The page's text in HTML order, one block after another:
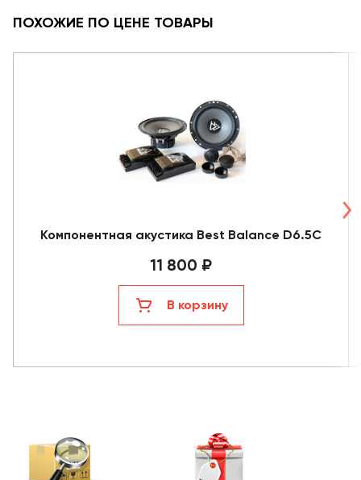
ПОХОЖИЕ ПО ЦЕНЕ ТОВАРЫ
Компонентная акустика Best Balance D6.5C
11 800 ₽
В корзину